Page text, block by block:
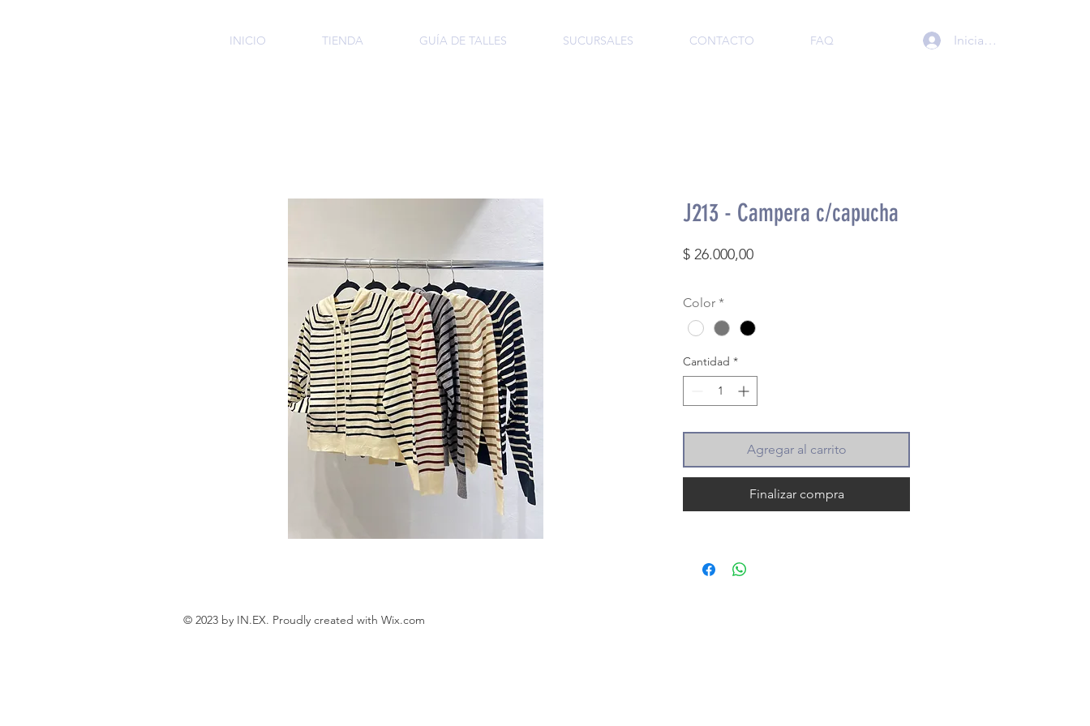
Iniciar sesión
INICIO TIENDA GUÍA DE TALLES SUCURSALES CONTACTO FAQ
J213 - Campera c/capucha
$ 26.000,00Precio
Color *
Cantidad *
Agregar al carrito
Finalizar compra
© 2023 by IN.EX. Proudly created with Wix.com